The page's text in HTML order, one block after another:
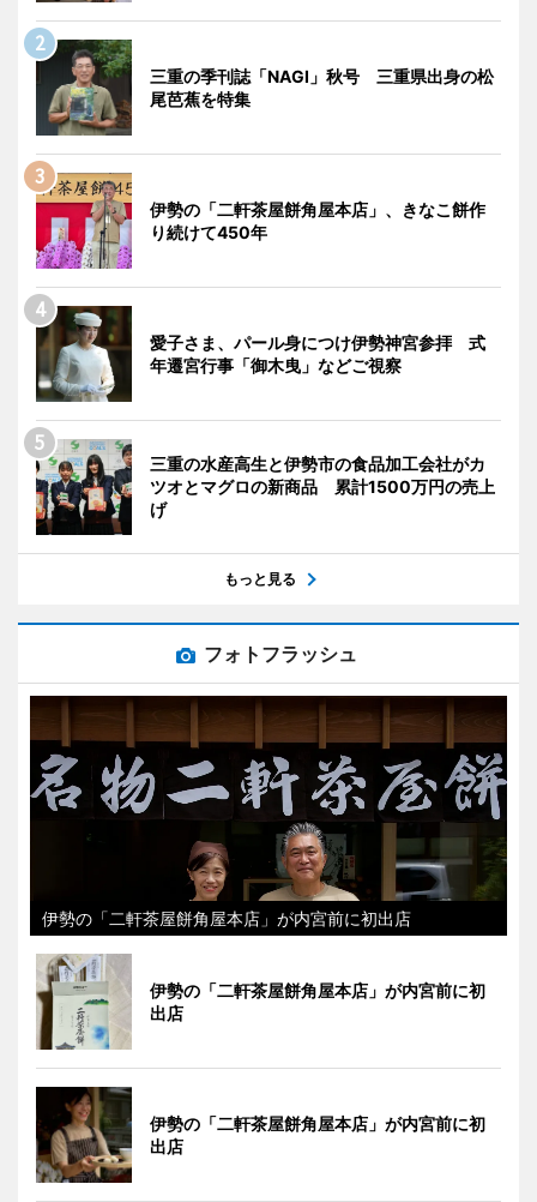
三重の季刊誌「NAGI」秋号 三重県出身の松
尾芭蕉を特集
伊勢の「二軒茶屋餅角屋本店」、きなこ餅作
り続けて450年
愛子さま、パール身につけ伊勢神宮参拝 式
年遷宮行事「御木曳」などご視察
三重の水産高生と伊勢市の食品加工会社がカ
ツオとマグロの新商品 累計1500万円の売上
げ
もっと見る
フォトフラッシュ
伊勢の「二軒茶屋餅角屋本店」が内宮前に初出店
伊勢の「二軒茶屋餅角屋本店」が内宮前に初
出店
伊勢の「二軒茶屋餅角屋本店」が内宮前に初
出店